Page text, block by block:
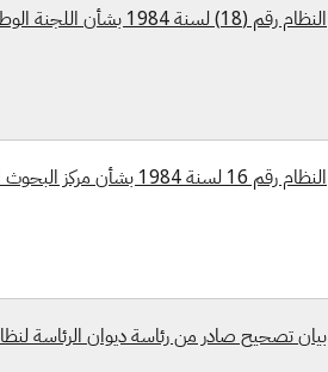
النظام رقم (18) لسنة 1984 بشأن اللجنة الوطنية لنقل التكنولوجيا
النظام رقم 16 لسنة 1984 بشأن مركز البحوث الإلكترونية والحاسبات
بيان تصحيح صادر من رئاسة ديوان الرئاسة لنظام مركز